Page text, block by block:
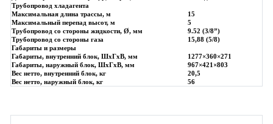
Трубопровод хладагента
Максимальная длина трассы, м
15
Максимальный перепад высот, м
5
Трубопровод со стороны жидкости, Ø, мм
9.52 (3/8”)
Трубопровод со стороны газа
15,88 (5/8)
Габариты и размеры
Габариты, внутренний блок, ШхГхВ, мм
1277×360×271
Габариты, наружный блок, ШхГхВ, мм
967×421×803
Вес нетто, внутренний блок, кг
20,5
Вес нетто, наружный блок, кг
56